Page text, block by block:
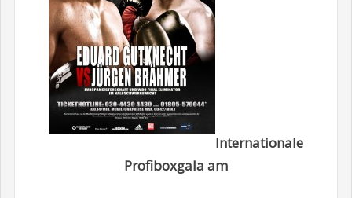
Internationale
Profiboxgala am